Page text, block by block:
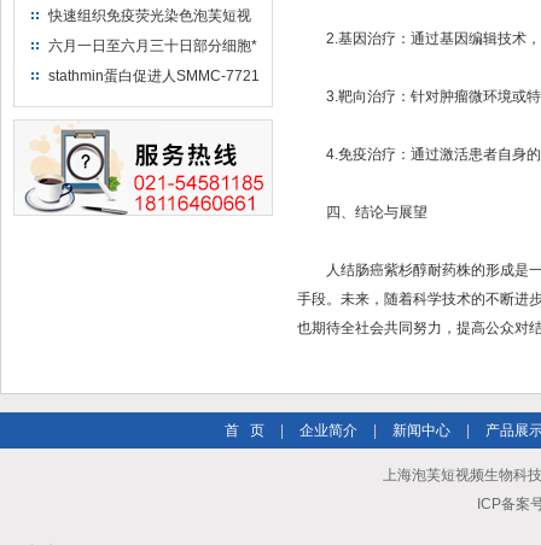
TimePCR）实验流程
快速组织免疫荧光染色泡芙短视
频ios苹果下载
六月一日至六月三十日部分细胞*
stathmin蛋白促进人SMMC-7721
2.基因治疗：通过基因编辑技术，
3.靶向治疗：针对肿瘤微环境或特定
4.免疫治疗：通过激活患者自身的免
四、结论与展望
人结肠癌紫杉醇耐药株的形成是一个
手段。未来，随着科学技术的不断
也期待全社会共同努力，提高公众
首 页 企业简介 新闻中心 产品展
上海泡芙短视频生物科
ICP备案号